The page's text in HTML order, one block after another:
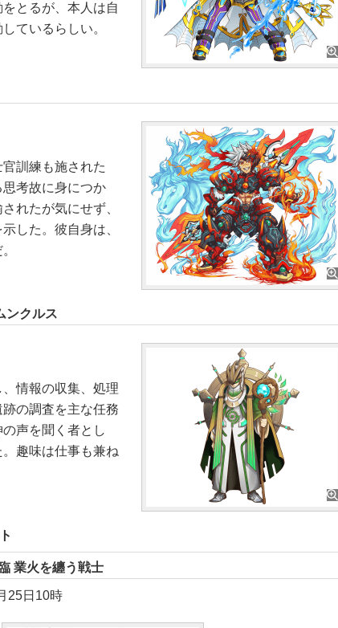
とるが、本人は自
ているらしい。
訓練も施された
考故に身につか
れたが気にせず、
した。彼自身は、
ンクルス
情報の収集、処理
の調査を主な任務
声を聞く者とし
趣味は仕事も兼ね
業火を纏う戦士
25日10時